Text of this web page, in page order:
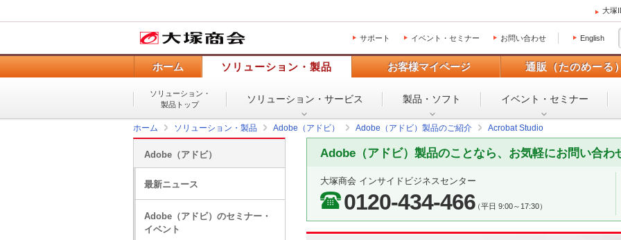
大塚
サポート イベント・セミナー お問い合わせ English
ホーム ソリューション・製品 お客様マイページ 通販（たのめーる）
ソリューション・
製品トップ
ソリューション・ サービス 製品・ソフト イベント・ セミナー
ホーム ソリューション・製品 Adobe（アドビ） Adobe（アドビ）製品のご紹介 Acrobat Studio
Adobe（アドビ）製品のことなら、お気軽にお問い合わ
大塚商会 インサイドビジネスセンター
0120-434-466（平日 9:00～17:30）
Adobe（アドビ）
最新ニュース
Adobe（アドビ）のセミナー・
イベント